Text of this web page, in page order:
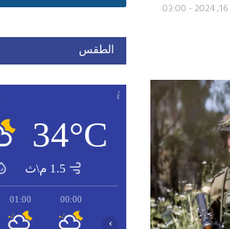
الطقس
34°C
1.5 م\ث
00:00
01:00
›